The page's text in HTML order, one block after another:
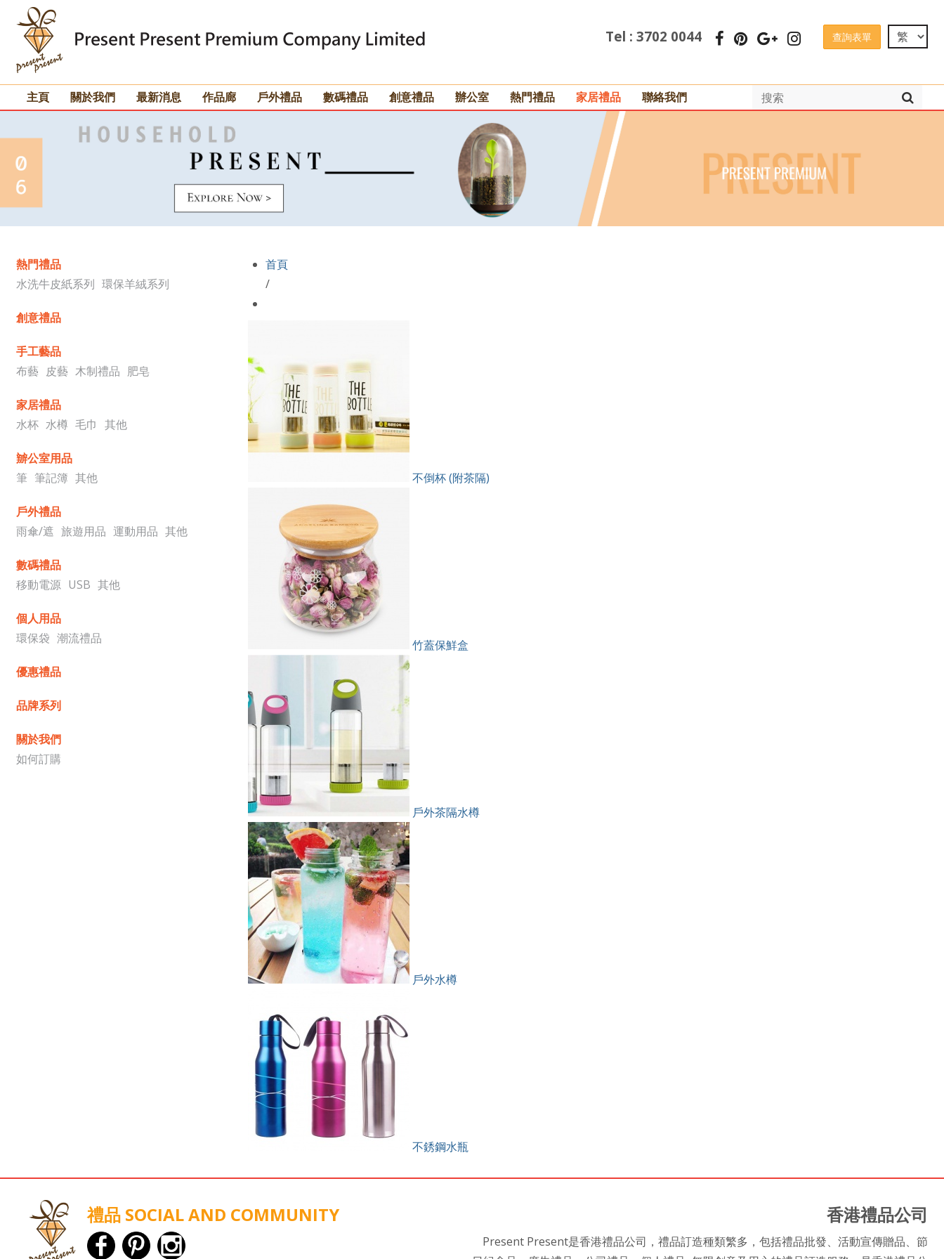
查詢表單
Tel : 3702 0044
主頁 關於我們 最新消息 作品廊 戶外禮品 數碼禮品 創意禮品 辦公室 熱門禮品 家居禮品 聯絡我們
熱門禮品
水洗牛皮紙系列 環保羊絨系列
創意禮品
手工藝品
布藝 皮藝 木制禮品 肥皂
家居禮品
水杯 水樽 毛巾 其他
辧公室用品
筆 筆記簿 其他
戶外禮品
雨傘/遮 旅遊用品 運動用品 其他
數碼禮品
移動電源 USB 其他
個人用品
環保袋 潮流禮品
優惠禮品
品牌系列
關於我們
如何訂購
首頁
/
不倒杯 (附茶隔)
竹蓋保鮮盒
戶外茶隔水樽
戶外水樽
不銹鋼水瓶
禮品 SOCIAL AND COMMUNITY 香港禮品公司
Present Present是香港禮品公司，禮品訂造種類繁多，包括禮品批發、活動宣傳贈品、節